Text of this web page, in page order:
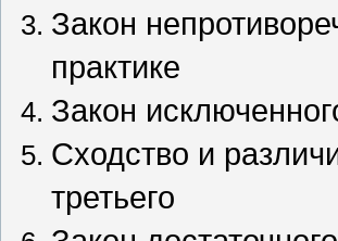
Закон
практике
Закон
Сходство и
третьего